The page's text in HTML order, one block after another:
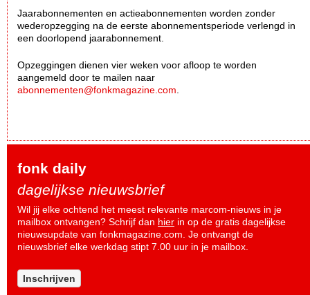
Jaarabonnementen en actieabonnementen worden zonder
wederopzegging na de eerste abonnementsperiode verlengd in
een doorlopend jaarabonnement.
Opzeggingen dienen vier weken voor afloop te worden
aangemeld door te mailen naar
abonnementen@fonkmagazine.com
fonk daily
dagelijkse nieuwsbrief
Wil jij elke ochtend het meest relevante marcom-nieuws in je
mailbox ontvangen? Schrijf dan hier in op de gratis dagelijkse
nieuwsupdate van fonkmagazine.com. Je ontvangt de
nieuwsbrief elke werkdag stipt 7.00 uur in je mailbox.
Inschrijven